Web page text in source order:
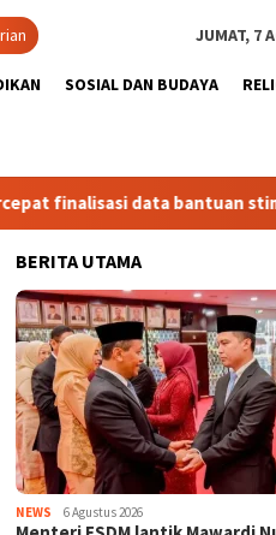
JUMAT, 7
SOSIAL DAN BUDAYA
data bantuan stimulan
BERITA UTAMA
NEWS 6 Agustus 2026